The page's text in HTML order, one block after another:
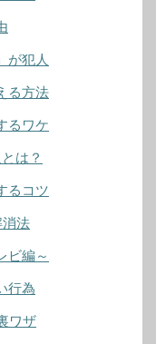
が犯人
る方法
るワケ
は？
るコツ
法
ビ編～
行為
ワザ